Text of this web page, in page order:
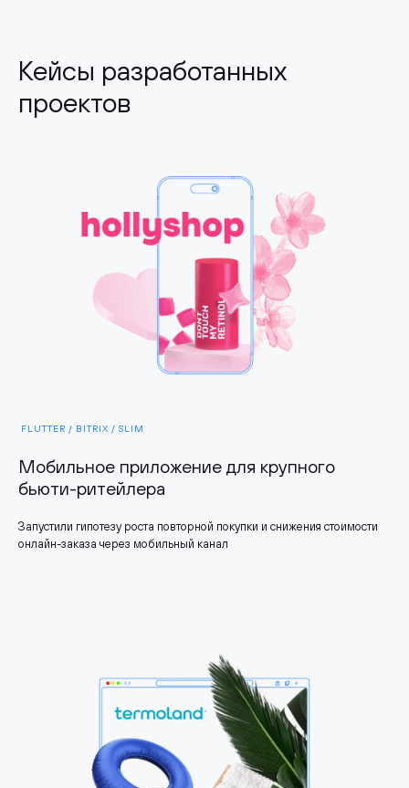
Кейсы разработанных
проектов
FLUTTER / BITRIX / SLIM
Мобильное приложение для крупного
бьюти-ритейлера
Запустили гипотезу роста повторной покупки и снижения стоимости
онлайн-заказа через мобильный канал